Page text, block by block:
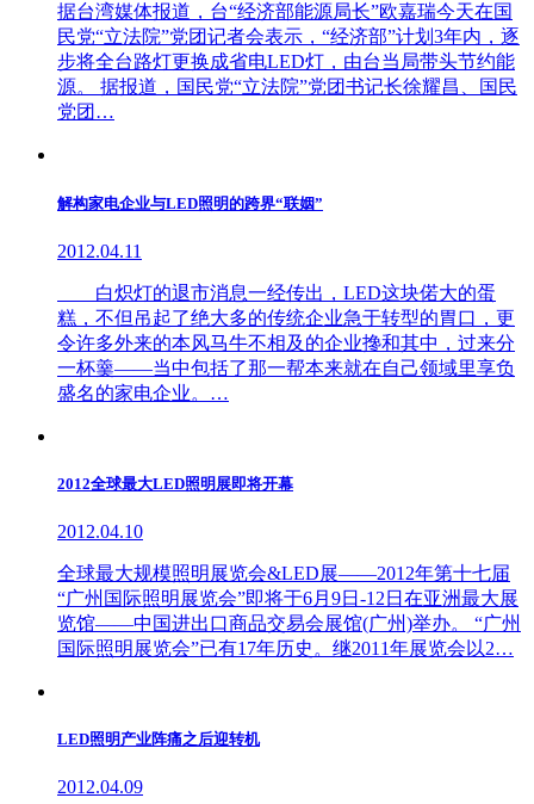
据台湾媒体报道，台“经济部能源局长”欧嘉瑞今天在国
民党“立法院”党团记者会表示，“经济部”计划3年内，逐
步将全台路灯更换成省电LED灯，由台当局带头节约能
源。 据报道，国民党“立法院”党团书记长徐耀昌、国民
党团…
解构家电企业与LED照明的跨界“联姻”
2012.04.11
白炽灯的退市消息一经传出，LED这块偌大的蛋
糕，不但吊起了绝大多的传统企业急于转型的胃口，更
令许多外来的本风马牛不相及的企业搀和其中，过来分
一杯羹——当中包括了那一帮本来就在自己领域里享负
盛名的家电企业。…
2012全球最大LED照明展即将开幕
2012.04.10
全球最大规模照明展览会&LED展——2012年第十七届
“广州国际照明展览会”即将于6月9日-12日在亚洲最大展
览馆——中国进出口商品交易会展馆(广州)举办。 “广州
国际照明展览会”已有17年历史。继2011年展览会以2…
LED照明产业阵痛之后迎转机
2012.04.09